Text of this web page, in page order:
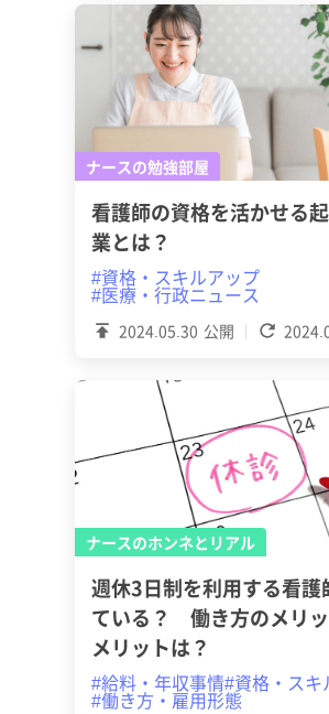
ナースの勉強部屋
2024.05.30 公開
看護師の資格を活かせる
業とは？
#資格・スキルアップ
#医療・行政ニュース
ナースのホンネとリアル
週休3日制を利用する看護
ている？ 働き方のメリ
メリットは？
#給料・年収事情#資格・スキ
#働き方・雇用形態